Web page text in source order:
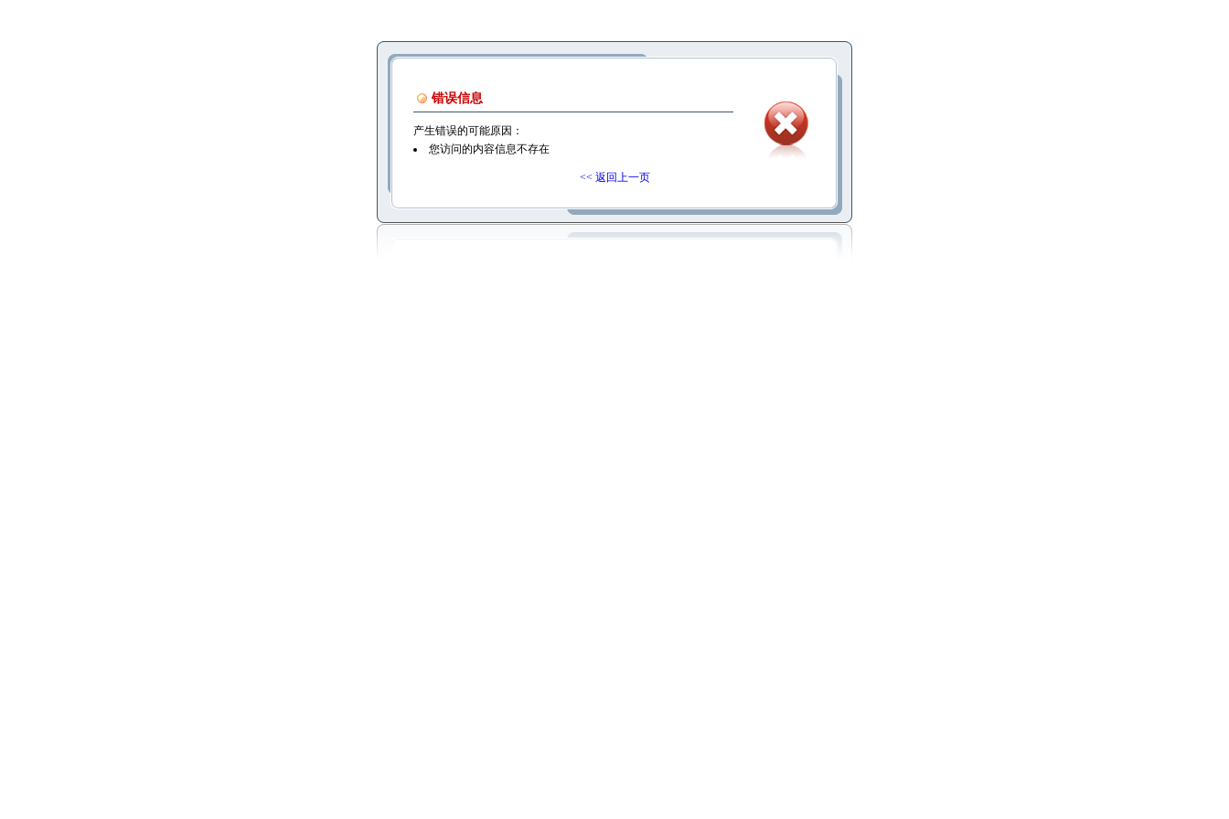
错误信息
产生错误的可能原因：
您访问的内容信息不存在
<< 返回上一页